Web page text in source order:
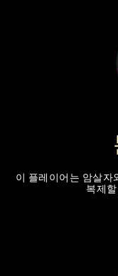
이 플레이어는 암살자
복제